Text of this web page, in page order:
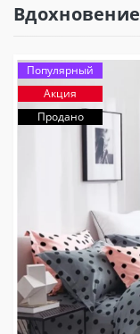
Вдохновение
Популярный
Акция
Продано